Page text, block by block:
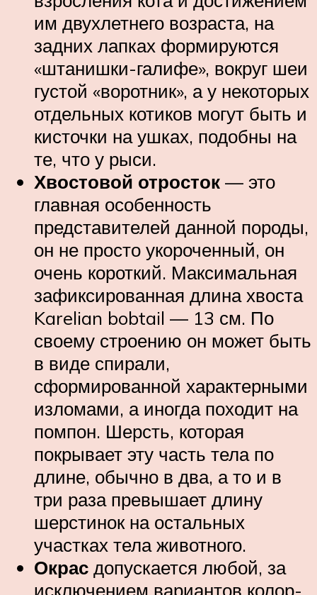
им двухлетнего возраста, на
задних лапках формируются
«штанишки-галифе», вокруг шеи
густой «воротник», а у некоторых
отдельных котиков могут быть и
кисточки на ушках, подобны на
те, что у рыси.
Хвостовой отросток — это
главная особенность
представителей данной породы,
он не просто укороченный, он
очень короткий. Максимальная
зафиксированная длина хвоста
Karelian bobtail — 13 см. По
своему строению он может быть
в виде спирали,
сформированной характерными
изломами, а иногда походит на
помпон. Шерсть, которая
покрывает эту часть тела по
длине, обычно в два, а то и в
три раза превышает длину
шерстинок на остальных
участках тела животного.
Окрас допускается любой, за
исключением вариантов колор-